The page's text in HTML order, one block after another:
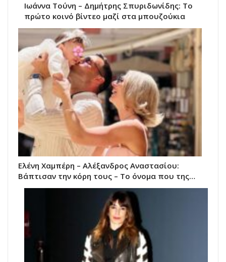
Ιωάννα Τούνη – Δημήτρης Σπυριδωνίδης: Το
πρώτο κοινό βίντεο μαζί στα μπουζούκια
Ελένη Χαμπέρη – Αλέξανδρος Αναστασίου:
Βάπτισαν την κόρη τους – Το όνομα που της…